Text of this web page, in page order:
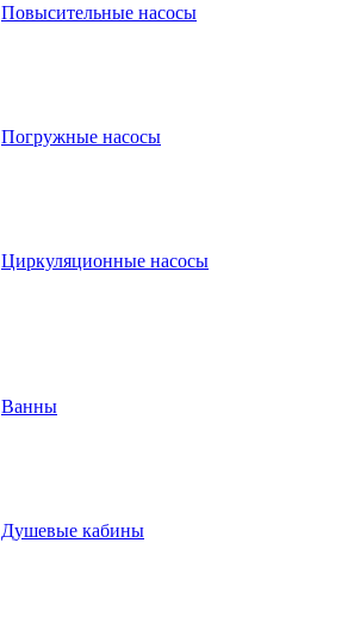
Повысительные насосы
Погружные насосы
Циркуляционные насосы
Ванны
Душевые кабины